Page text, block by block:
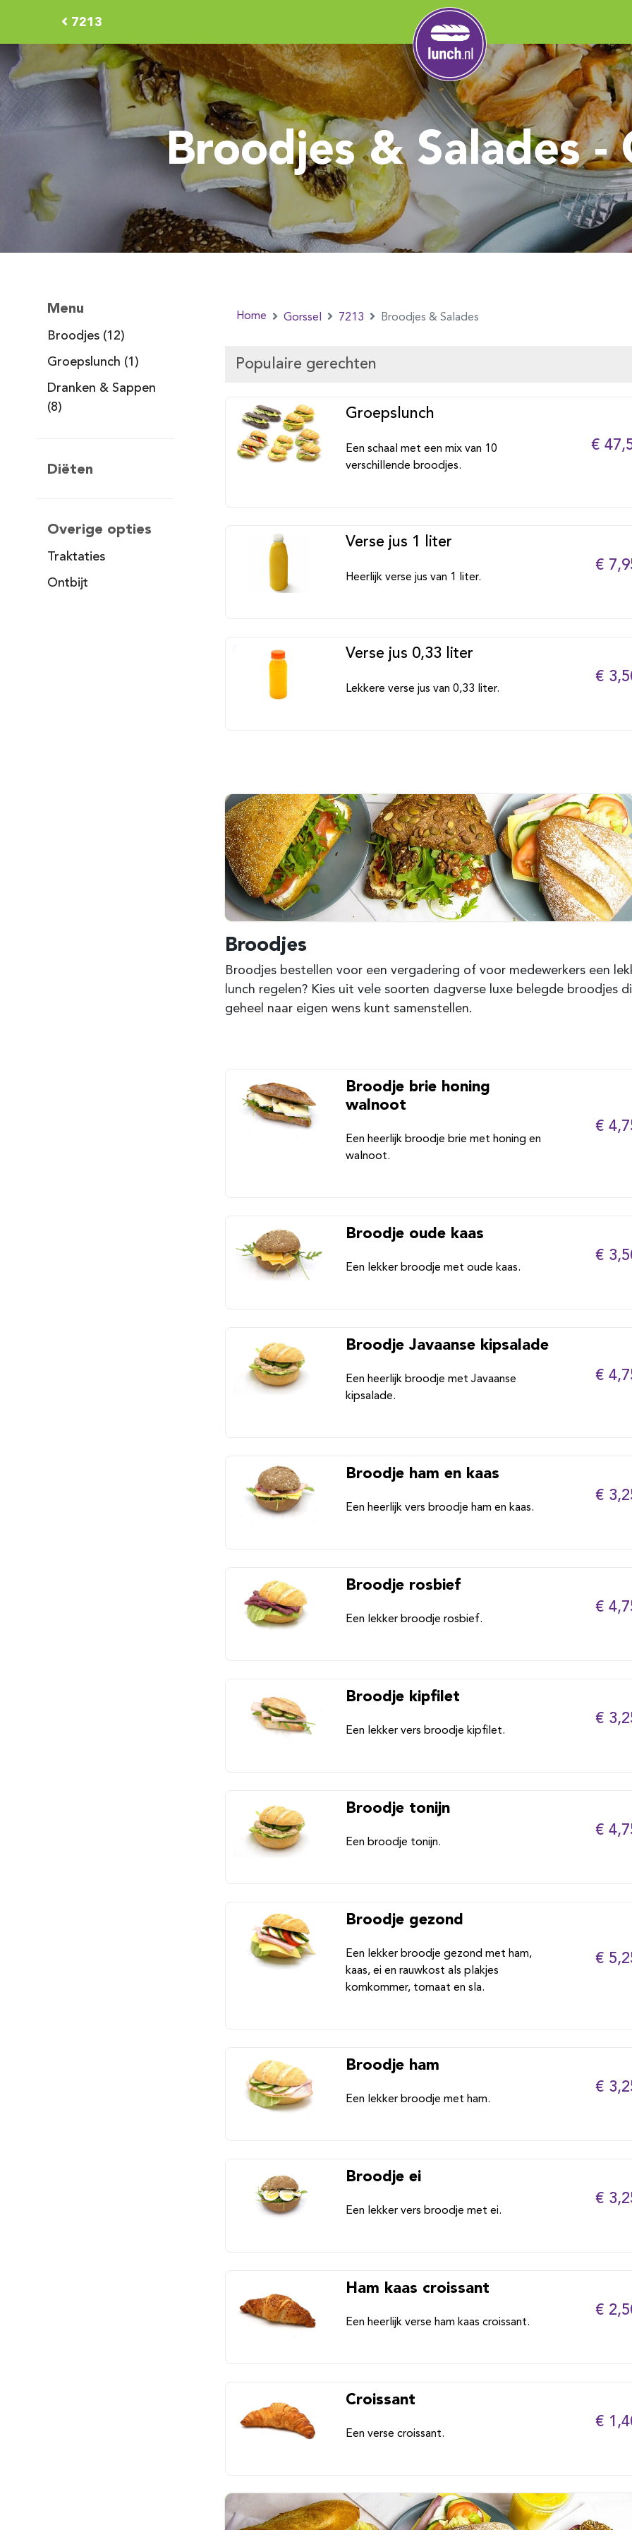
7213
Broodjes & Salades -
Menu
Broodjes (12)
Groepslunch (1)
Dranken & Sappen
(8)
Diëten
Overige opties
Traktaties
Ontbijt
Home Gorssel 7213 Broodjes & Salades
Populaire gerechten
Groepslunch
Een schaal met een mix van 10
verschillende broodjes.
€
Verse jus 1 liter
Heerlijk verse jus van 1 liter.
€
Verse jus 0,33 liter
Lekkere verse jus van 0,33 liter.
€
Broodjes
Broodjes bestellen voor een vergadering of voor medewerkers een
lunch regelen? Kies uit vele soorten dagverse luxe belegde broodjes
geheel naar eigen wens kunt samenstellen.
Broodje brie honing
walnoot
Een heerlijk broodje brie met honing en
walnoot.
€
Broodje oude kaas
Een lekker broodje met oude kaas.
€
Broodje Javaanse kipsalade
Een heerlijk broodje met Javaanse
kipsalade.
€
Broodje ham en kaas
Een heerlijk vers broodje ham en kaas.
€
Broodje rosbief
Een lekker broodje rosbief.
€
Broodje kipfilet
Een lekker vers broodje kipfilet.
€
Broodje tonijn
Een broodje tonijn.
€
Broodje gezond
Een lekker broodje gezond met ham,
kaas, ei en rauwkost als plakjes
komkommer, tomaat en sla.
€
Broodje ham
Een lekker broodje met ham.
€
Broodje ei
Een lekker vers broodje met ei.
€
Ham kaas croissant
Een heerlijk verse ham kaas croissant.
€
Croissant
Een verse croissant.
€